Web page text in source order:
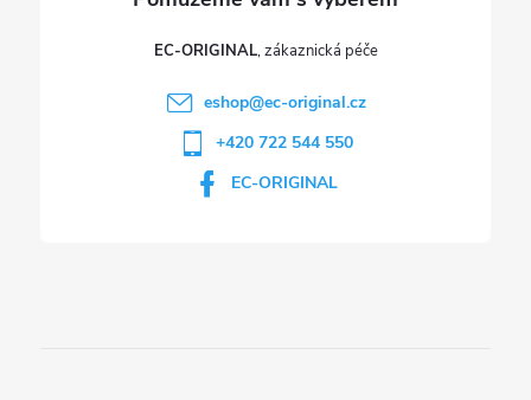
EC-ORIGINAL
eshop@ec-original.cz
+420 722 544 550
EC-ORIGINAL